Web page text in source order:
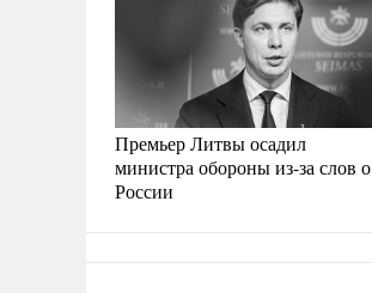
Премьер Литвы осадил
министра обороны из-за слов о
России